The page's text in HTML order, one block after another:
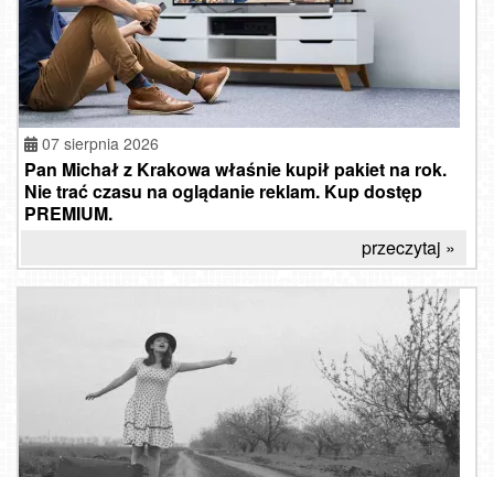
07 sierpnia 2026
Pan Michał z Krakowa właśnie kupił pakiet na rok.
Nie trać czasu na oglądanie reklam. Kup dostęp
PREMIUM.
przeczytaj »